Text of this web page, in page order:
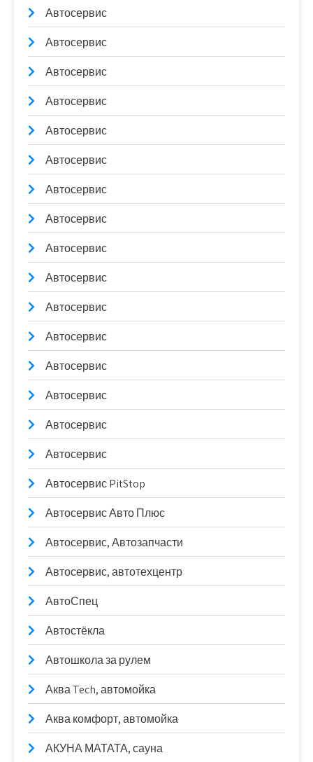
Автосервис
Автосервис
Автосервис
Автосервис
Автосервис
Автосервис
Автосервис
Автосервис
Автосервис
Автосервис
Автосервис
Автосервис
Автосервис
Автосервис
Автосервис
Автосервис
Автосервис PitStop
Автосервис Авто Плюс
Автосервис, Автозапчасти
Автосервис, автотехцентр
АвтоСпец
Автостёкла
Автошкола за рулем
Аква Tech, автомойка
Аква комфорт, автомойка
АКУНА МАТАТА, сауна